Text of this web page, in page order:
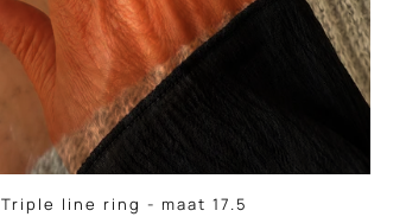
Triple line ring - maat 17.5